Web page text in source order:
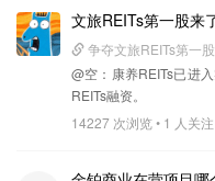
文旅REITs第一股来
争夺文旅REITs第一
@空 ：康养REITs已进
REITs融资。
14227 次浏览 • 1 人关注